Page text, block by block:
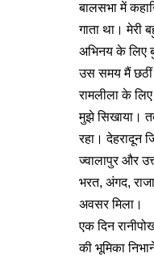
बालसभा में
गाता था। मेरी
अभिनय के लिए
उस समय मैं छठीं
रामलीला के
मुझे सिखाया।
रहा। देहरादून
ज्वालापुर और
भरत, अंगद,
अवसर मिला।
एक दिन
की भूमिका